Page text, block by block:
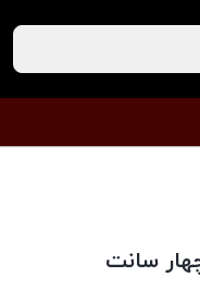
سانت